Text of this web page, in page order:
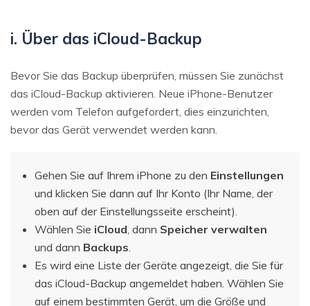
i. Über das iCloud-Backup
Bevor Sie das Backup überprüfen, müssen Sie zunächst
das iCloud-Backup aktivieren. Neue iPhone-Benutzer
werden vom Telefon aufgefordert, dies einzurichten,
bevor das Gerät verwendet werden kann.
Gehen Sie auf Ihrem iPhone zu den Einstellungen
und klicken Sie dann auf Ihr Konto (Ihr Name, der
oben auf der Einstellungsseite erscheint).
Wählen Sie iCloud , dann Speicher verwalten
und dann Backups
Es wird eine Liste der Geräte angezeigt, die Sie für
das iCloud-Backup angemeldet haben. Wählen Sie
auf einem bestimmten Gerät, um die Größe und